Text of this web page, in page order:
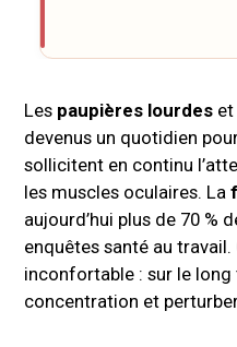
Les paupières lourdes
devenus un quotidien
sollicitent en continu
les muscles oculaires. La
aujourd’hui plus de 70 %
enquêtes santé au travail.
inconfortable : sur le
concentration et